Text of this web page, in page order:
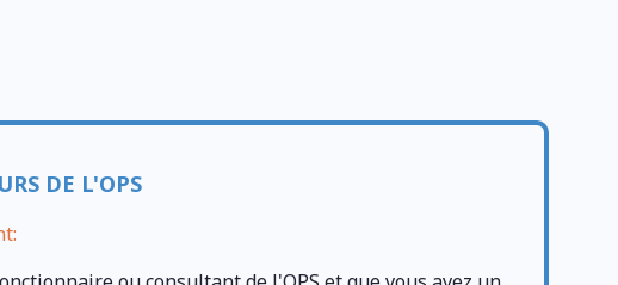
DE L'OPS